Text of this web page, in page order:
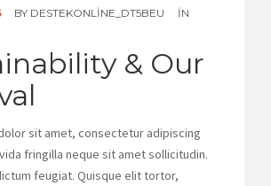
BY DESTEKONLINE_DT5BEU
IN
& Our
sit amet, consectetur adipiscing
fringilla neque sit amet sollicitudin.
feugiat. Quisque elit tortor,